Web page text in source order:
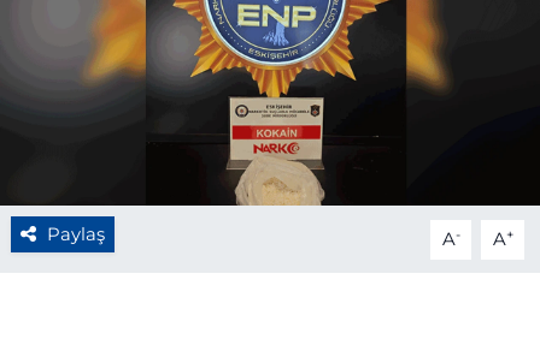
Paylaş A- A+
DÜNYA
GENEL
RESMİ İLAN